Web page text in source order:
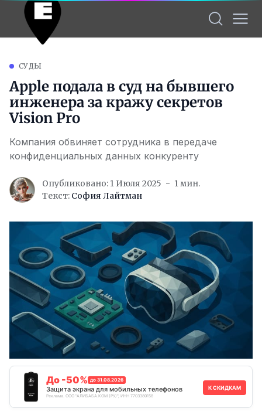
СУДЫ
Apple подала в суд на бывшего
инженера за кражу секретов
Vision Pro
Компания обвиняет сотрудника в передаче
конфиденциальных данных конкуренту
Опубликовано: 1 Июля 2025
1 мин.
Текст: София Лайтман
До -50% до 31.08.2026
Защита экрана для мобильных телефонов
Реклама. ООО "АЛИБАБА.КОМ (РУ)", ИНН 7703380158
К СКИДКАМ